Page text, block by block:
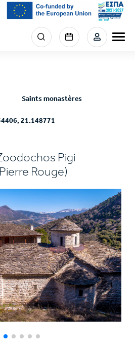
Menu
section
Saints monastères
21.148771
Pigi
Rouge)